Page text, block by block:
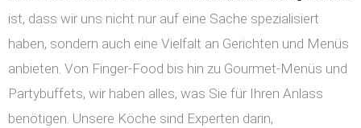
ist, dass wir uns nicht nur auf eine Sache spezialisiert
haben, sondern auch eine Vielfalt an Gerichten und Menüs
anbieten. Von Finger-Food bis hin zu Gourmet-Menüs und
Partybuffets, wir haben alles, was Sie für Ihren Anlass
benötigen. Unsere Köche sind Experten darin,